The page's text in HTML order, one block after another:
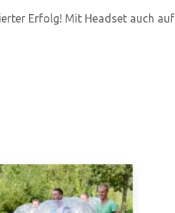
Erfolg! Mit Headset auch auf